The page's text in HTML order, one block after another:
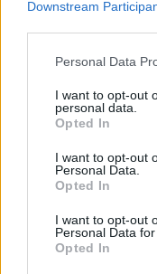
Downstream
Personal Data
I want to opt-out
personal data.
Opted In
I want to opt-out
Personal Data.
Opted In
I want to opt-out
Personal Data
Opted In
Ελένη Μενεγάκη